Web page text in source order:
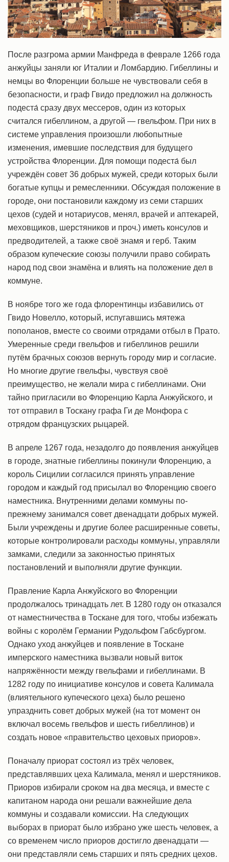
После разгрома армии Манфреда в феврале 1266 года
анжуйцы заняли юг Италии и Ломбардию. Гибеллины и
немцы во Флоренции больше не чувствовали себя в
безопасности, и граф Гвидо предложил на должность
подеста́ сразу двух мессеров, один из которых
считался гибеллином, а другой — гвельфом. При них в
системе управления произошли любопытные
изменения, имевшие последствия для будущего
устройства Флоренции. Для помощи подеста́ был
учреждён совет 36 добрых мужей, среди которых были
богатые купцы и ремесленники. Обсуждая положение в
городе, они постановили каждому из семи старших
цехов (судей и нотариусов, менял, врачей и аптекарей,
меховщиков, шерстяников и проч.) иметь консулов и
предводителей, а также своё знамя и герб. Таким
образом купеческие союзы получили право собирать
народ под свои знамёна и влиять на положение дел в
коммуне.
В ноябре того же года флорентинцы избавились от
Гвидо Новелло, который, испугавшись мятежа
пополанов, вместе со своими отрядами отбыл в Прато.
Умеренные среди гвельфов и гибеллинов решили
путём брачных союзов вернуть городу мир и согласие.
Но многие другие гвельфы, чувствуя своё
преимущество, не желали мира с гибеллинами. Они
тайно пригласили во Флоренцию Карла Анжуйского, и
тот отправил в Тоскану графа Ги де Монфора с
отрядом французских рыцарей.
В апреле 1267 года, незадолго до появления анжуйцев
в городе, знатные гибеллины покинули Флоренцию, а
король Сицилии согласился принять управление
городом и каждый год присылал во Флоренцию своего
наместника. Внутренними делами коммуны по-
прежнему занимался совет двенадцати добрых мужей.
Были учреждены и другие более расширенные советы,
которые контролировали расходы коммуны, управляли
замками, следили за законностью принятых
постановлений и выполняли другие функции.
Правление Карла Анжуйского во Флоренции
продолжалось тринадцать лет. В 1280 году он отказался
от наместничества в Тоскане для того, чтобы избежать
войны с королём Германии Рудольфом Габсбургом.
Однако уход анжуйцев и появление в Тоскане
имперского наместника вызвали новый виток
напряжённости между гвельфами и гибеллинами. В
1282 году по инициативе консулов и совета Калимала
(влиятельного купеческого цеха) было решено
упразднить совет добрых мужей (на тот момент он
включал восемь гвельфов и шесть гибеллинов) и
создать новое «правительство цеховых приоров».
Поначалу приорат состоял из трёх человек,
представлявших цеха Калимала, менял и шерстяников.
Приоров избирали сроком на два месяца, и вместе с
капитаном народа они решали важнейшие дела
коммуны и создавали комиссии. На следующих
выборах в приорат было избрано уже шесть человек, а
со временем число приоров достигло двенадцати —
они представляли семь старших и пять средних цехов.